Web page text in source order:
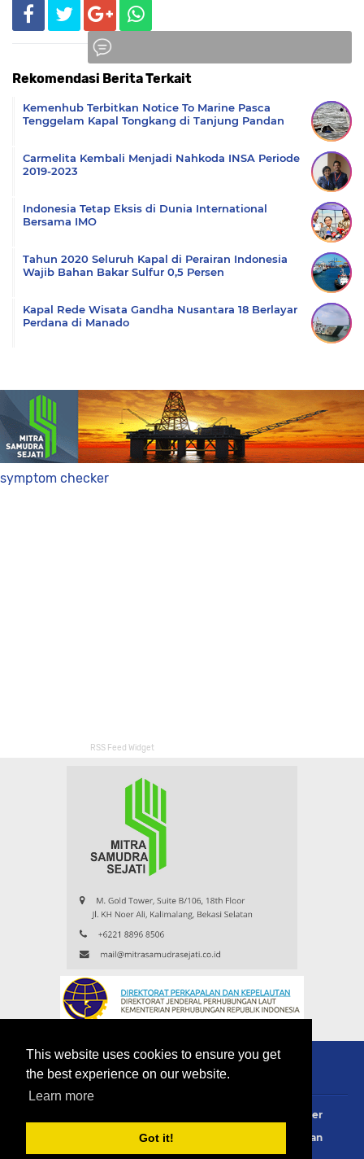
This website uses cookies to ensure you get
the best experience on our website.
Learn more
Got it!
Rekomendasi Berita Terkait
Kemenhub Terbitkan Notice To Marine Pasca
Tenggelam Kapal Tongkang di Tanjung Pandan
Carmelita Kembali Menjadi Nahkoda INSA Periode
2019-2023
Indonesia Tetap Eksis di Dunia International
Bersama IMO
Tahun 2020 Seluruh Kapal di Perairan Indonesia
Wajib Bahan Bakar Sulfur 0,5 Persen
Kapal Rede Wisata Gandha Nusantara 18 Berlayar
Perdana di Manado
symptom checker
RSS Feed Widget
Disclaimer
Pedoman Siber Langganan